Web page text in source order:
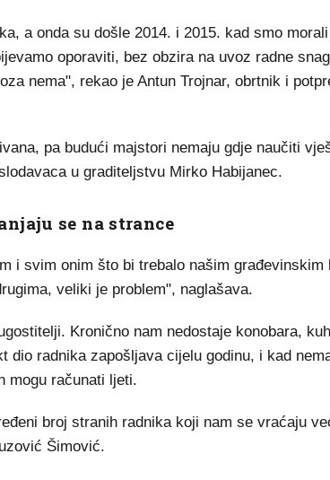
a onda su došle 2014. i 2015. kad smo
oporaviti, bez obzira na uvoz radne
nema", rekao je Antun Trojnar, obrtnik i
pa budući majstori nemaju gdje naučiti
u graditeljstvu Mirko Habijanec.
se na strance
i svim onim što bi trebalo našim građevinskim
veliki je problem", naglašava.
Kronično nam nedostaje konobara,
dio radnika zapošljava cijelu godinu, i kad
mogu računati ljeti.
broj stranih radnika koji nam se vraćaju
Šimović.